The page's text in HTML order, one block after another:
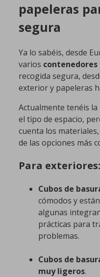
papeleras
segura
Ya lo sabéis, desde
varios contenedores
recogida segura,
exterior y papeleras
Actualmente tenéis
el tipo de espacio,
cuenta los
de las opciones más
Para exteriores:
Cubos de
cómodos y
algunas
prácticas para
problemas.
Cubos de
muy ligeros.